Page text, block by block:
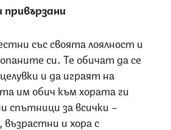
със своята лоялност и
си. Те обичат да се
и да играят на
им обич към хората ги
спътници за всички –
и хора с